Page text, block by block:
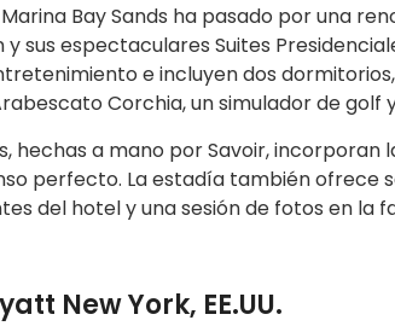
Bay Sands ha pasado por una
sus espectaculares Suites
e incluyen dos
Corchia, un simulador de golf
hechas a mano por Savoir,
perfecto. La estadía también ofrece
del hotel y una sesión de fotos en la
New York, EE.UU.